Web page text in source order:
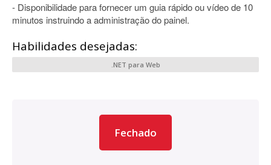
- Disponibilidade para fornecer um guia rápido ou vídeo de 10
minutos instruindo a administração do painel.
Habilidades desejadas:
.NET para Web
Fechado